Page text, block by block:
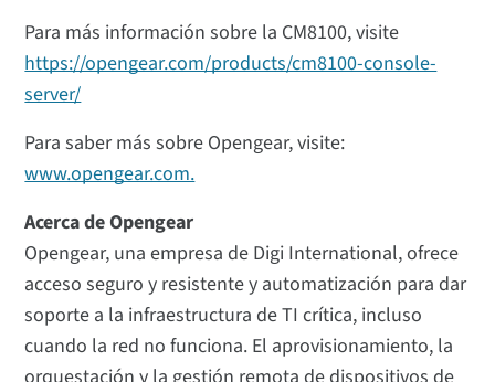
Para más información sobre la CM8100, visite
https://opengear.com/products/cm8100-console-
server/
Para saber más sobre Opengear, visite:
www.opengear.com.
Acerca de Opengear
Opengear, una empresa de Digi International, ofrece
acceso seguro y resistente y automatización para dar
soporte a la infraestructura de TI crítica, incluso
cuando la red no funciona. El aprovisionamiento, la